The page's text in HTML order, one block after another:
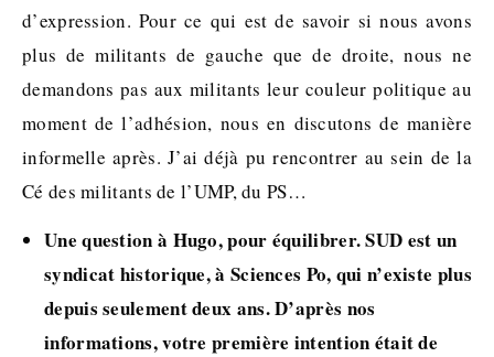
d’expression. Pour ce qui est de savoir si nous avons
plus de militants de gauche que de droite, nous ne
demandons pas aux militants leur couleur politique au
moment de l’adhésion, nous en discutons de manière
informelle après. J’ai déjà pu rencontrer au sein de la
Cé des militants de l’UMP, du PS…
Une question à Hugo, pour équilibrer. SUD est un
syndicat historique, à Sciences Po, qui n’existe plus
depuis seulement deux ans. D’après nos
informations, votre première intention était de